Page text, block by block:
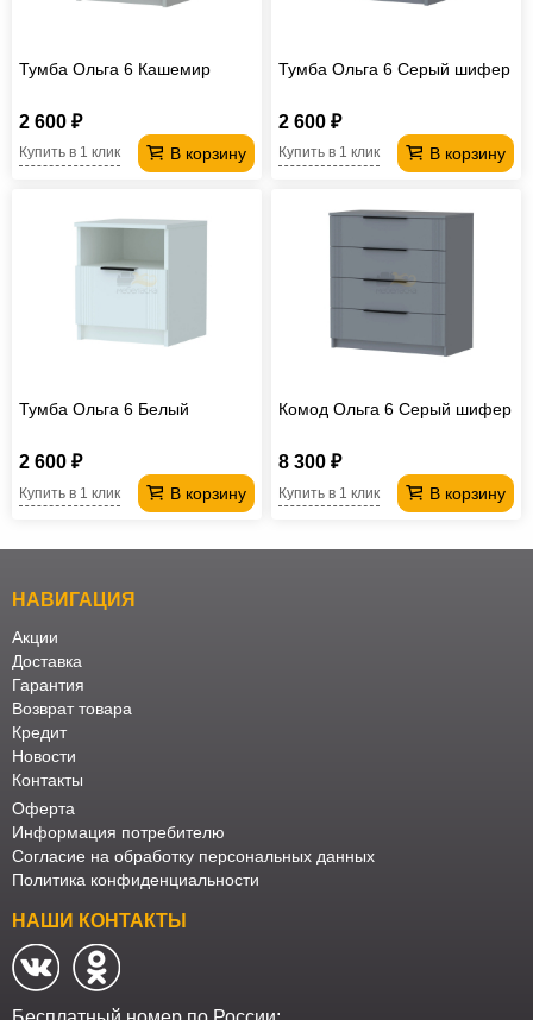
Тумба Ольга 6 Кашемир
2 600 ₽
В корзину
Купить в 1 клик
Тумба Ольга 6 Серый шифер
2 600 ₽
В корзину
Купить в 1 клик
Тумба Ольга 6 Белый
2 600 ₽
В корзину
Купить в 1 клик
Комод Ольга 6 Серый шифер
8 300 ₽
В корзину
Купить в 1 клик
НАВИГАЦИЯ
Акции
Доставка
Гарантия
Возврат товара
Кредит
Новости
Контакты
Оферта
Информация потребителю
Согласие на обработку персональных данных
Политика конфиденциальности
НАШИ КОНТАКТЫ